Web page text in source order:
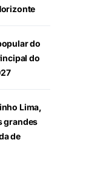
do
do
Lima,
grandes
de